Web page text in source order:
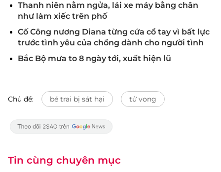
Thanh niên nằm ngửa, lái xe máy bằng chân
như làm xiếc trên phố
Cố Công nương Diana từng cứa cổ tay vì bất lực
trước tình yêu của chồng dành cho người tình
Bắc Bộ mưa to 8 ngày tới, xuất hiện lũ
Chủ đề: bé trai bị sát hại tử vong
Tin cùng chuyên mục